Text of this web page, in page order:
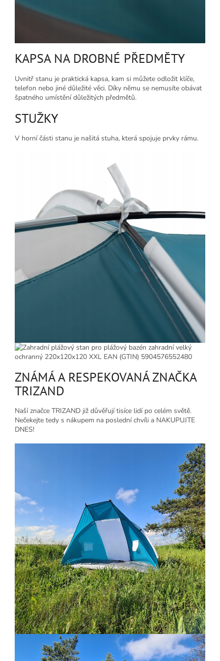
KAPSA NA DROBNÉ PŘEDMĚTY
Uvnitř stanu je praktická kapsa, kam si můžete odložit klíče,
telefon nebo jiné důležité věci. Díky němu se nemusíte obávat
špatného umístění důležitých předmětů.
STUŽKY
V horní části stanu je našitá stuha, která spojuje prvky rámu.
ZNÁMÁ A RESPEKOVANÁ ZNAČKA
TRIZAND
Naší značce TRIZAND již důvěřují tisíce lidí po celém světě.
Nečekejte tedy s nákupem na poslední chvíli a NAKUPUJTE
DNES!